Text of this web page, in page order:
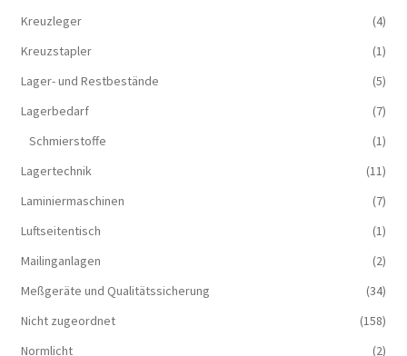
Kreuzleger
(4)
Kreuzstapler
(1)
Lager- und Restbestände
(5)
Lagerbedarf
(7)
Schmierstoffe
(1)
Lagertechnik
(11)
Laminiermaschinen
(7)
Luftseitentisch
(1)
Mailinganlagen
(2)
Meßgeräte und Qualitätssicherung
(34)
Nicht zugeordnet
(158)
Normlicht
(2)